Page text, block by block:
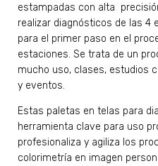
estampadas con alta
realizar diagnósticos de las 4
para el primer paso en el
estaciones. Se trata de un
mucho uso, clases, estudios
y eventos.
Estas paletas en telas para
herramienta clave para uso
profesionaliza y agiliza los
colorimetría en imagen